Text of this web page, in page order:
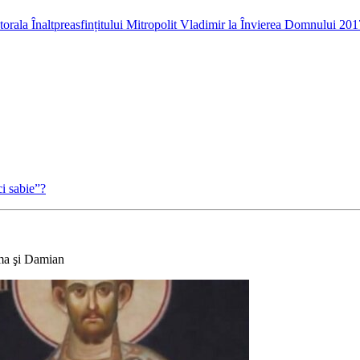
Înaltpreasfințitului Mitropolit Vladimir la Învierea Domnului
sabie”?
şi Damian